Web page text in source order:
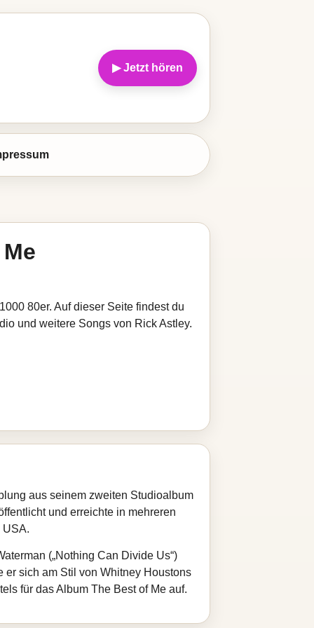
▶ Jetzt hören
80er. Auf dieser Seite findest du
und weitere Songs von Rick Astley.
aus seinem zweiten Studioalbum
und erreichte in mehreren
USA.
(„Nothing Can Divide Us“)
er sich am Stil von Whitney Houstons
für das Album The Best of Me auf.